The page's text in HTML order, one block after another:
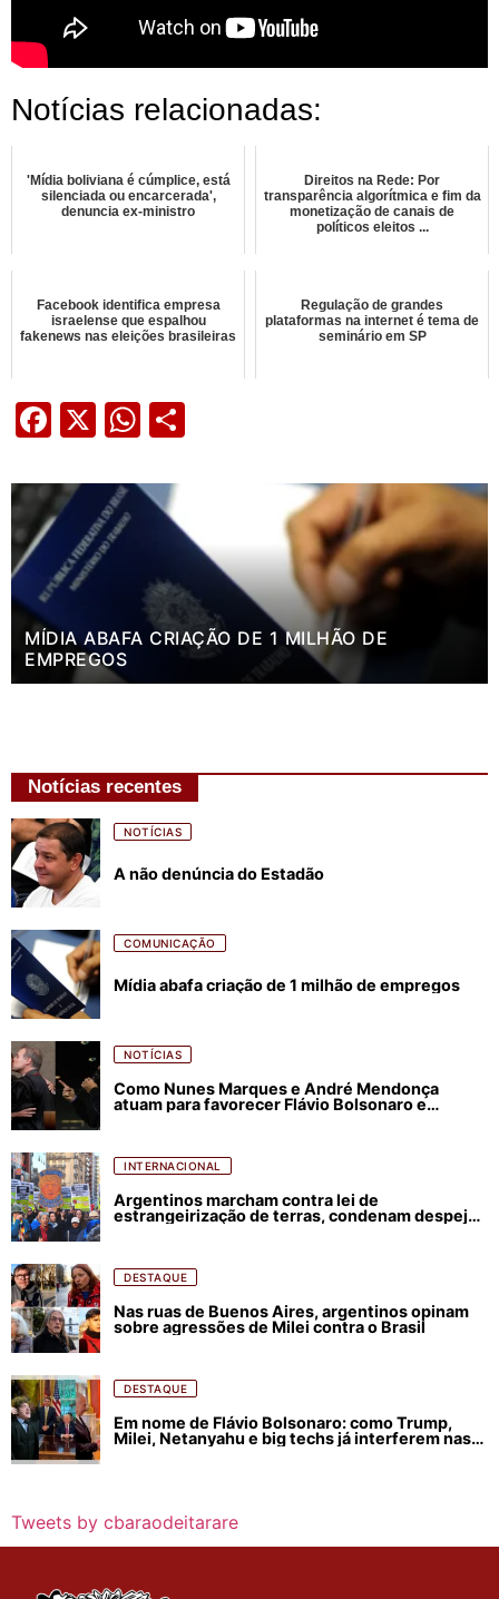
Notícias relacionadas:
'Mídia boliviana é cúmplice, está
silenciada ou encarcerada',
denuncia ex-ministro
Direitos na Rede: Por
transparência algorítmica e fim da
monetização de canais de
políticos eleitos ...
Facebook identifica empresa
israelense que espalhou
fakenews nas eleições brasileiras
Regulação de grandes
plataformas na internet é tema de
seminário em SP
Facebook
X WhatsApp
MÍDIA ABAFA CRIAÇÃO DE 1 MILHÃO DE
EMPREGOS
Notícias recentes
NOTÍCIAS
A não denúncia do Estadão
COMUNICAÇÃO
Mídia abafa criação de 1 milhão de empregos
NOTÍCIAS
Como Nunes Marques e André Mendonça
atuam para favorecer Flávio Bolsonaro e
INTERNACIONAL
Argentinos marcham contra lei de
estrangeirização de terras, condenam despejos
DESTAQUE
Nas ruas de Buenos Aires, argentinos opinam
sobre agressões de Milei contra o Brasil
DESTAQUE
Em nome de Flávio Bolsonaro: como Trump,
Milei, Netanyahu e big techs já interferem nas
Tweets by cbaraodeitarare